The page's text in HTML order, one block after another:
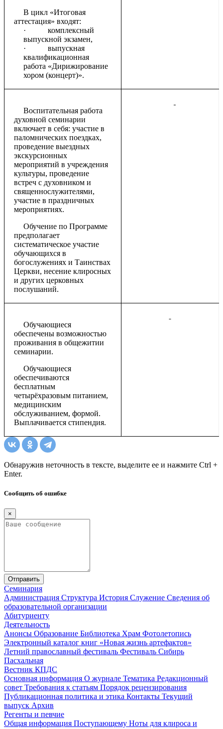
В цикл «Итоговая
аттестация» входят:
·
комплексный
выпускной экзамен,
·
выпускная
квалификационная
работа «Дирижирование
хором (концерт)».
Воспитательная работа
духовной семинарии
включает в себя: участие в
паломнических поездках,
проведение выездных
экскурсионных
мероприятий в учреждения
культуры, проведение
встреч с духовником и
священнослужителями,
участие в праздничных
мероприятиях.
Обучение по Программе
предполагает
систематическое участие
обучающихся в
богослужениях и Таинствах
Церкви, несение клиросных
и других церковных
послушаний.
Обучающиеся
обеспечены возможностью
проживания в общежитии
семинарии.
Обучающиеся
обеспечиваются
бесплатным
четырёхразовым питанием,
медицинским
обслуживанием, формой.
Выплачивается стипендия.
Обнаружив неточность в тексте, выделите ее и нажмите Ctrl +
Enter.
Сообщить об ошибке
×
Отправить
Семинария
Администрация Структура История Служение Сведения об
образовательной организации
Абитуриенту
Деятельность
Анонсы Образование Библиотека Храм Фотолетопись
Электронный каталог книг «Новая жизнь артефактов»
Летний православный фестиваль Фестиваль Сибирь
Пасхальная
Вестник КПДС
Основная информация О журнале Тематика Редакционный
совет Требования к статьям Порядок рецензирования
Публикационная политика и этика Контакты Текущий
выпуск Архив
Регенты и певчие
Общая информация Поступающему Ноты для клироса и